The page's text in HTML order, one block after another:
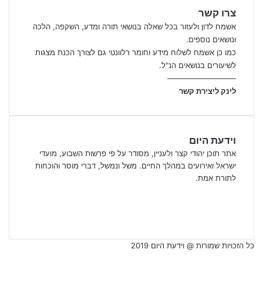
צרו קשר
אשמח לדון ולעזור בכל שאלה בנושאי תורה ומדע, השקפה, הלכה
ונושאים נוספים.
כמו כן אשמח לשלוח מידע וחומר רלוונטי גם לצורך הכנת מצגות
לשיעורים בנושאים הנ"ל.
—————————
לינק ליצירת קשר
וידעת היום
אתר תוכן יהודי קצר ולעניין, מסודר על פי פרשות השבוע, מועדי
ישראל ואירועים במהלך החיים. משל ונמשל, דברי מוסר והוכחות
לתורת אמת.
כל הזכויות שמורות @ וידעת היום 2019